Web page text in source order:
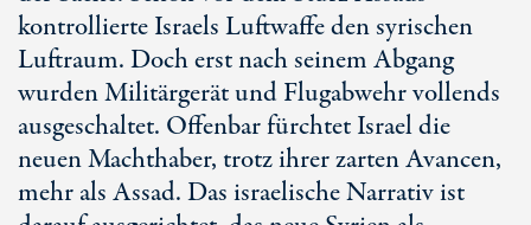
kontrollierte Israels Luftwaffe den syrischen
Luftraum. Doch erst nach seinem Abgang
wurden Militärgerät und Flugabwehr vollends
ausgeschaltet. Offenbar fürchtet Israel die
neuen Machthaber, trotz ihrer zarten Avancen,
mehr als Assad. Das israelische Narrativ ist